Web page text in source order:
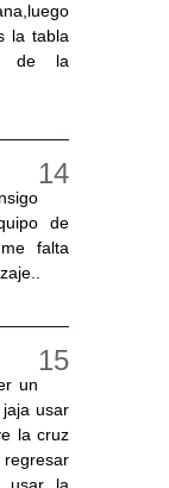
la tabla
de la
de
falta
un
usar
la cruz